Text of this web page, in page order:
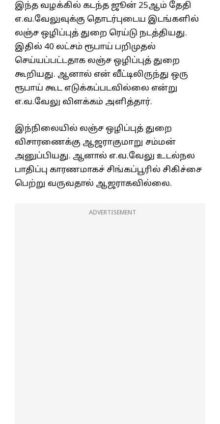
இந்த வழக்கில் கடந்த ஜூன் 25ஆம் தேதி
எ.வ.வேலுவுக்கு தொடர்புடைய இடங்களில்
லஞ்ச ஒழிப்புத் துறை ரெய்டு நடத்தியது.
இதில் 40 லட்சம் ரூபாய் பறிமுதல்
செய்யப்பட்டதாக லஞ்ச ஒழிப்புத் துறை
கூறியது. ஆனால் என் வீட்டிலிருந்து ஒரு
ரூபாய் கூட எடுக்கப்படவில்லை என்று
எ.வ.வேலு விளக்கம் அளித்தார்.
இந்நிலையில் லஞ்ச ஒழிப்புத் துறை
விசாரணைக்கு ஆஜராகுமாறு சம்மன்
அனுப்பியது. ஆனால் எ.வ.வேலு உடல்நல
பாதிப்பு காரணமாகச் சிங்கப்பூரில் சிகிச்சை
பெற்று வருவதால் ஆஜராகவில்லை.
ADVERTISEMENT